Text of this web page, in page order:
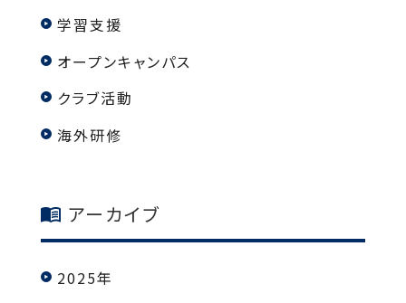
学習支援
オープンキャンパス
クラブ活動
海外研修
アーカイブ
2025年